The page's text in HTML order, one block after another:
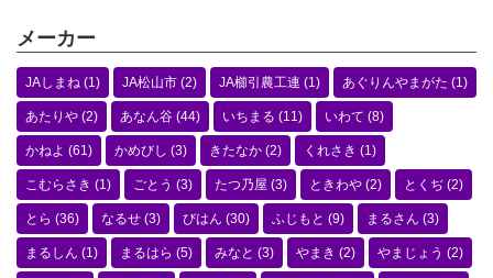
メーカー
JAしまね (1) JA松山市 (2) JA櫛引農工連 (1) あぐりんやまがた (1)
あたりや (2) あなん谷 (44) いちまる (11) いわて (8)
かねよ (61) かめびし (3) きたなか (2) くれさき (1)
こむらさき (1) ごとう (3) たつ乃屋 (3) ときわや (2) とくぢ (2)
とら (36) なるせ (3) びはん (30) ふじもと (9) まるさん (3)
まるしん (1) まるはら (5) みなと (3) やまき (2) やまじょう (2)